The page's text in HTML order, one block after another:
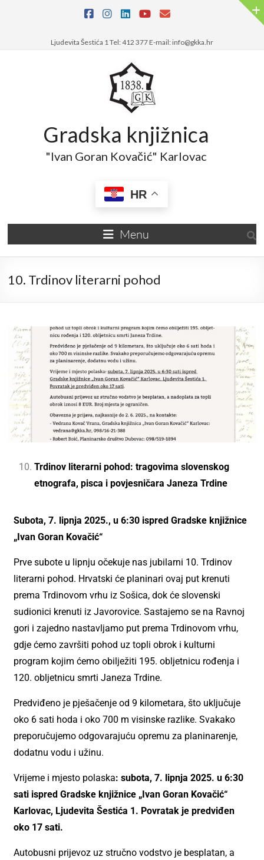
Ljudevita Šestića 1 Tel: 412 377 E-mail: info@gkka.hr
Gradska knjižnica
"Ivan Goran Kovačić" Karlovac
HR
Menu
10. Trdinov literarni pohod
Trdinov literarni pohod: tragovima slovenskog
etnografa, pisca i povjesničara Janeza Trdine
Subota, 7. lipnja 2025., u 6:30 ispred Gradske knjižnice
„Ivan Goran Kovačić“
Prve subote u lipnju očekuje nas jubilarni 10. Trdinov
literarni pohod. Hrvatski će planinari ovaj put krenuti
prema Trdinovom vrhu iz Sošica, dok će slovenski
sudionici krenuti iz Javorovice. Sastajemo se na Ravnoj
gori i zajedno nastavljamo put prema Trdinovom vrhu,
gdje ćemo završiti pohod uz topli obrok i kulturni
program kojim ćemo obilježiti 195. obljetnicu rođenja i
120. obljetnicu smrti Janeza Trdine.
Predviđeno je pješačenje od 9 kilometara, što uključuje
oko 6 sati hoda i oko 700 m visinske razlike. Svakako
preporučujemo odgovarajuću opremu za planinarenje,
dodatnu vodu i užinu.
Vrijeme i mjesto polaska: subota, 7. lipnja 2025. u 6:30
sati ispred Gradske knjižnice „Ivan Goran Kovačić“
Karlovac, Ljudevita Šestića 1. Povratak je predviđen
oko 17 sati.
Autobusni prijevoz uz stručno vodstvo je besplatan, a